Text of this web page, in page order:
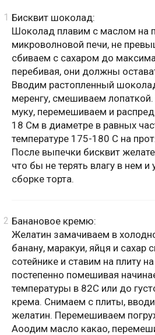
Бисквит шоколад:
Шоколад плавим с маслом на
микроволновой печи, не
сбиваем с сахаром до
перебивая, они должны
Вводим растопленный
меренгу, смешиваем
муку, перемешиваем и
18 См в диаметре в равных
температуре 175-180 С на
После выпечки бисквит
что бы не терять влагу в нем и
сборке торта.
Банановое кремю:
Желатин замачиваем в
банану, маракуи, яйця и сахар
сотейнике и ставим на плиту
постепенно помешивая
температуры в 82С или до
крема. Снимаем с плиты,
желатин. Перемешиваем
Аоодим масло какао,